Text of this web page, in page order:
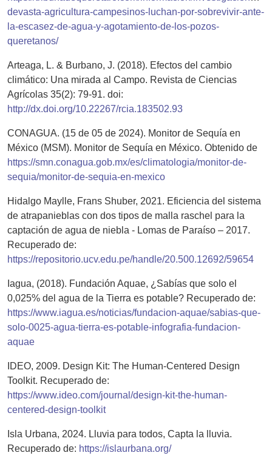
devasta-agricultura-campesinos-luchan-por-sobrevivir-ante-
la-escasez-de-agua-y-agotamiento-de-los-pozos-
queretanos/
Arteaga, L. & Burbano, J. (2018). Efectos del cambio
climático: Una mirada al Campo. Revista de Ciencias
Agrícolas 35(2): 79-91. doi:
http://dx.doi.org/10.22267/rcia.183502.93
CONAGUA. (15 de 05 de 2024). Monitor de Sequía en
México (MSM). Monitor de Sequía en México. Obtenido de
https://smn.conagua.gob.mx/es/climatologia/monitor-de-
sequia/monitor-de-sequia-en-mexico
Hidalgo Maylle, Frans Shuber, 2021. Eficiencia del sistema
de atrapanieblas con dos tipos de malla raschel para la
captación de agua de niebla - Lomas de Paraíso – 2017.
Recuperado de:
https://repositorio.ucv.edu.pe/handle/20.500.12692/59654
Iagua, (2018). Fundación Aquae, ¿Sabías que solo el
0,025% del agua de la Tierra es potable? Recuperado de:
https://www.iagua.es/noticias/fundacion-aquae/sabias-que-
solo-0025-agua-tierra-es-potable-infografia-fundacion-
aquae
IDEO, 2009. Design Kit: The Human-Centered Design
Toolkit. Recuperado de:
https://www.ideo.com/journal/design-kit-the-human-
centered-design-toolkit
Isla Urbana, 2024. Lluvia para todos, Capta la lluvia.
Recuperado de: https://islaurbana.org/